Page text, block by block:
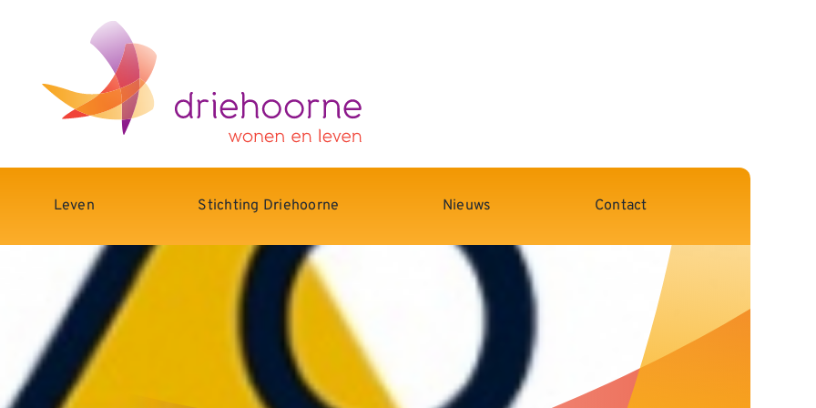
Leven Stichting Driehoorne Nieuws Contact